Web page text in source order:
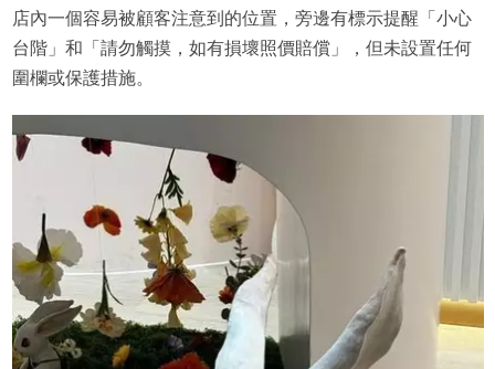
店內一個容易被顧客注意到的位置，旁邊有標示提醒「小心
台階」和「請勿觸摸，如有損壞照價賠償」，但未設置任何
圍欄或保護措施。